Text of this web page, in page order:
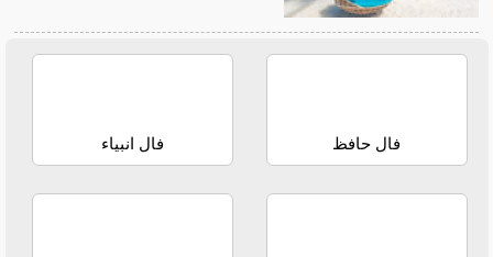
فال حافظ فال انبیاء